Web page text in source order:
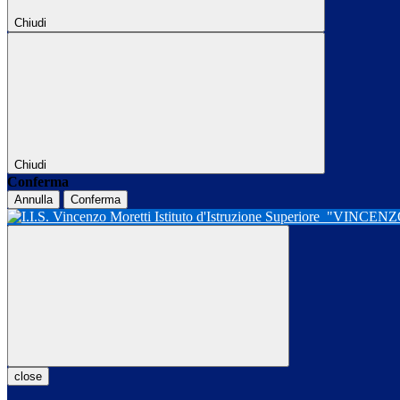
Chiudi
Chiudi
Conferma
Annulla Conferma
Istituto d'Istruzione Superiore
close